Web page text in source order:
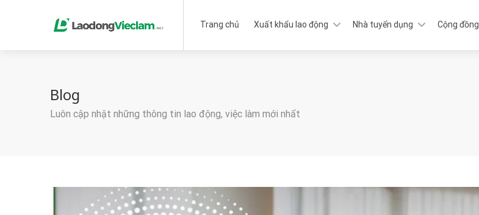
Trang chủ Xuất khẩu lao động Nhà tuyển dụng Cộng đồng
Blog
Luôn cập nhật những thông tin lao động, việc làm mới nhất